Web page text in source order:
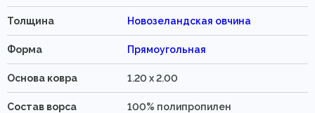
Толщина Новозеландская овчина
Форма Прямоугольная
Основа ковра 1.20 x 2.00
Состав ворса 100% полипропилен